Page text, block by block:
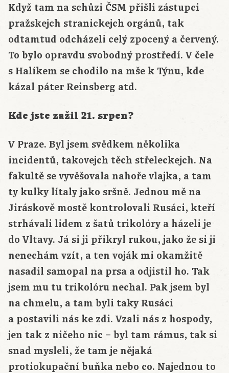
Když tam na schůzi ČSM přišli zástupci
pražskejch stranickejch orgánů, tak
odtamtud odcházeli celý zpocený a červený.
To bylo opravdu svobodný prostředí. V čele
s Halíkem se chodilo na mše k Týnu, kde
kázal páter Reinsberg atd.
Kde jste zažil 21. srpen?
V Praze. Byl jsem svědkem několika
incidentů, takovejch těch střeleckejch. Na
fakultě se vyvěšovala nahoře vlajka, a tam
ty kulky lítaly jako sršně. Jednou mě na
Jiráskově mostě kontrolovali Rusáci, kteří
strhávali lidem z šatů trikolóry a házeli je
do Vltavy. Já si ji přikryl rukou, jako že si ji
nenechám vzít, a ten voják mi okamžitě
nasadil samopal na prsa a odjistil ho. Tak
jsem mu tu trikolóru nechal. Pak jsem byl
na chmelu, a tam byli taky Rusáci
a postavili nás ke zdi. Vzali nás z hospody,
jen tak z ničeho nic – byl tam rámus, tak si
snad mysleli, že tam je nějaká
protiokupační buňka nebo co. Najednou to